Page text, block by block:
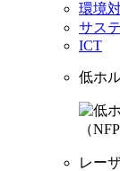
環境
サス
ICT
低ホ
レー